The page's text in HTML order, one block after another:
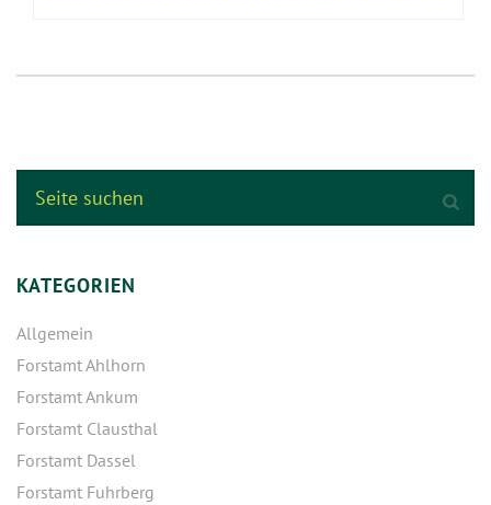
KATEGORIEN
Allgemein
Forstamt Ahlhorn
Forstamt Ankum
Forstamt Clausthal
Forstamt Dassel
Forstamt Fuhrberg